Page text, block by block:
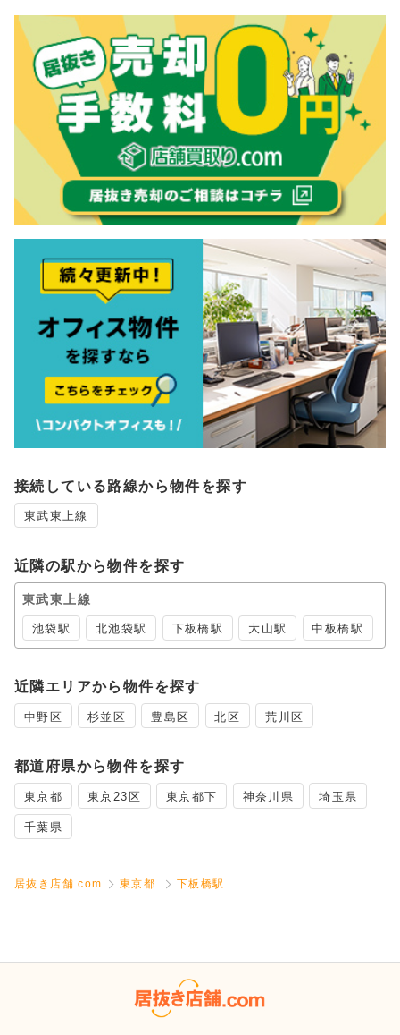
接続している路線から物件を探す
東武東上線
近隣の駅から物件を探す
東武東上線
池袋駅 北池袋駅 下板橋駅 大山駅 中板橋駅
近隣エリアから物件を探す
中野区 杉並区 豊島区 北区 荒川区
都道府県から物件を探す
東京都 東京23区 東京都下 神奈川県 埼玉県
千葉県
居抜き店舗.com 東京都 下板橋駅